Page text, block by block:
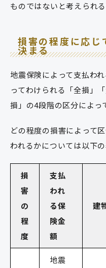
ものではないと考えられる
損害の程度に応じ
決まる
地震保険によって支払わ
ってわけられる「全損」
損」の4段階の区分によっ
どの程度の損害によって
われるかについては以下の
損
害
の
程
度
支払
われ
る保
険金
額
建
地震